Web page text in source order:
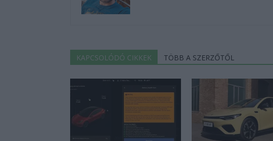
KAPCSOLÓDÓ CIKKEK TÖBB A SZERZŐTŐL